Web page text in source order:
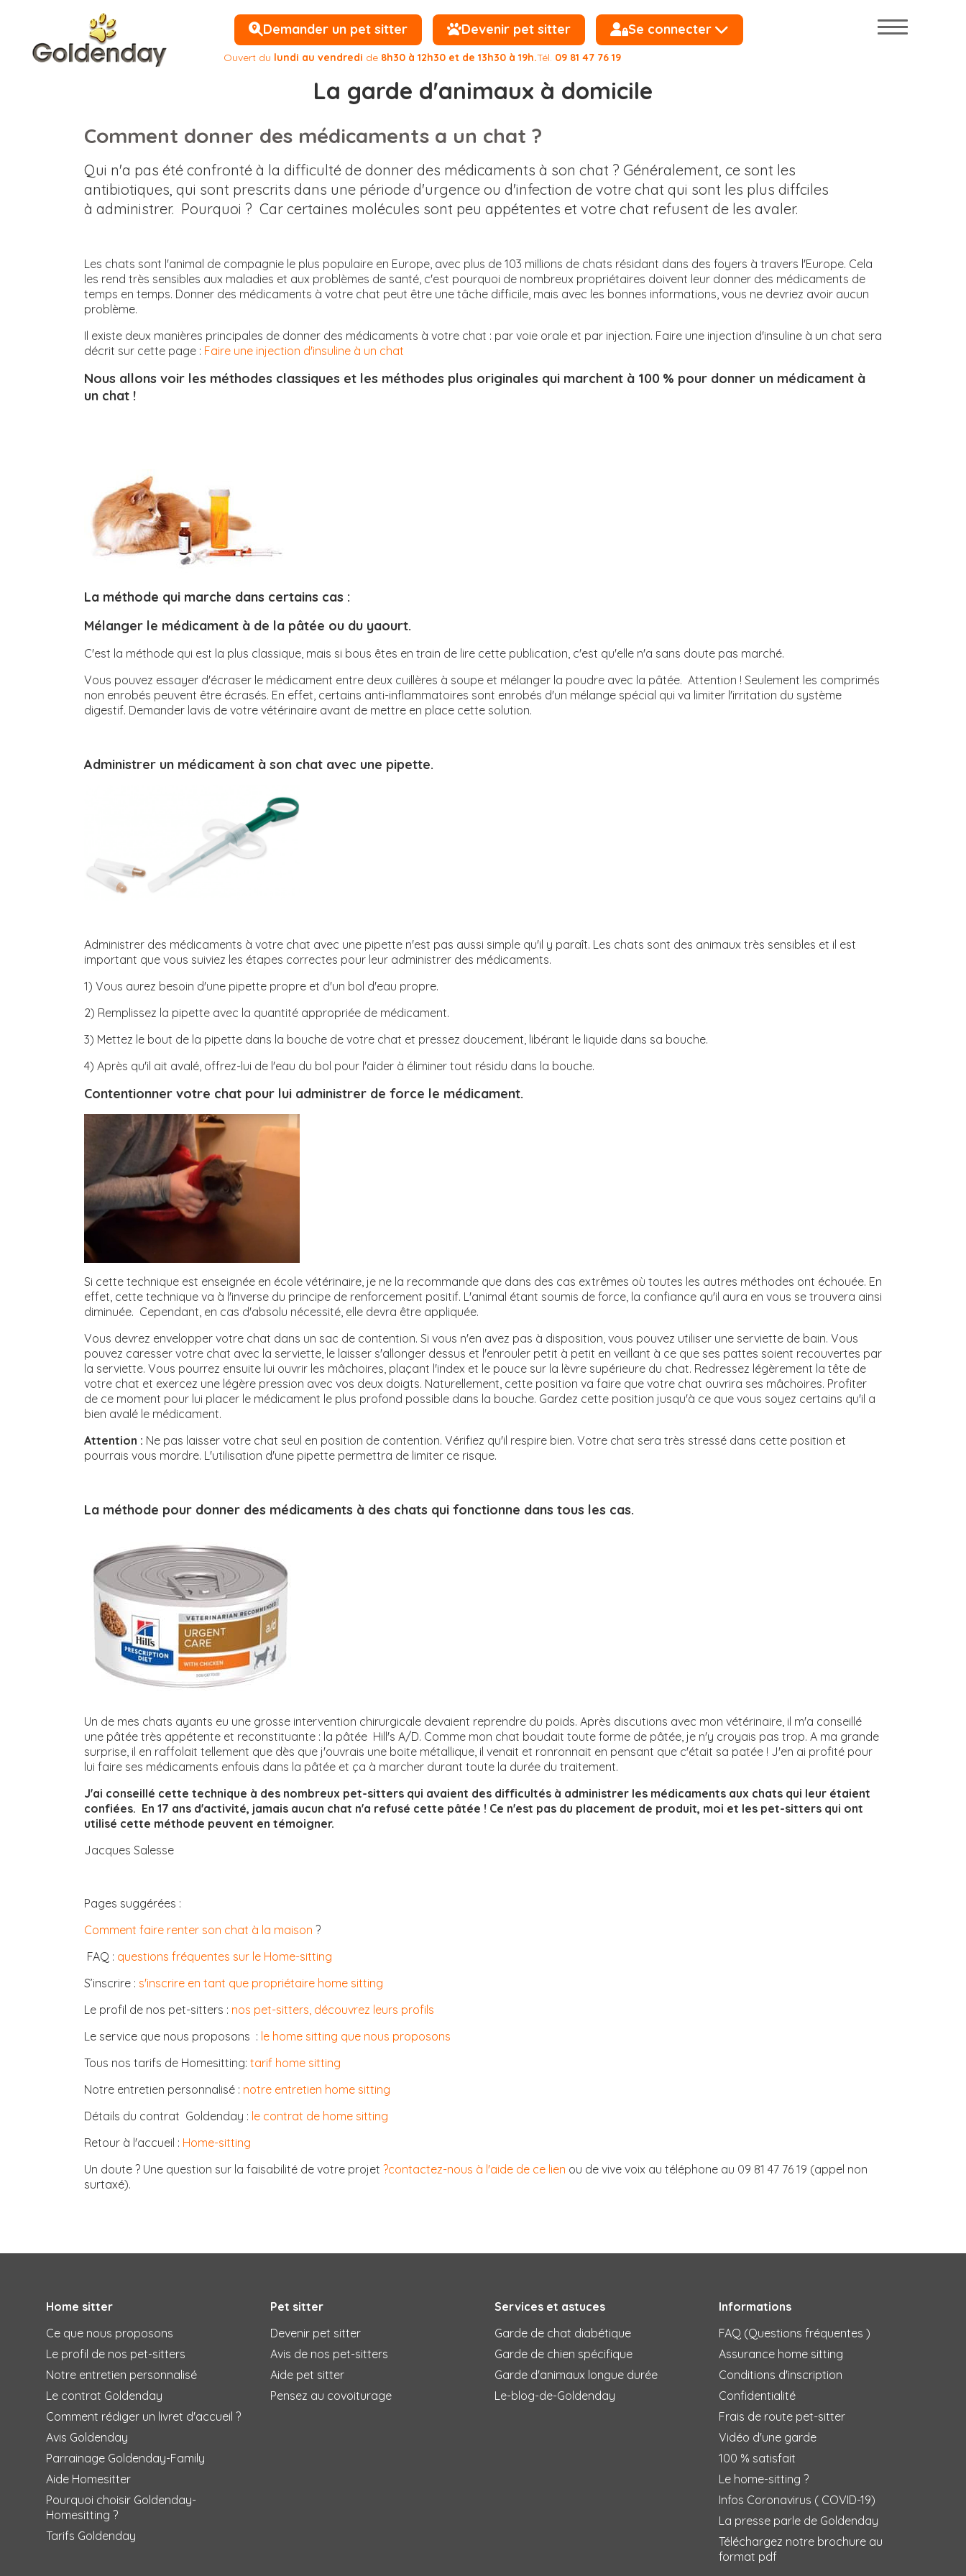
Demander un pet sitter Devenir pet sitter Se connecter
Ouvert du lundi au vendredi de 8h30 à 12h30 et de 13h30 à 19h.Tél. 09 81 47 76 19
La garde d'animaux à domicile
Comment donner des médicaments a un chat ?
Qui n'a pas été confronté à la difficulté de donner des médicaments à son chat ? Généralement, ce sont les
antibiotiques, qui sont prescrits dans une période d'urgence ou d'infection de votre chat qui sont les plus diffciles
à administrer. Pourquoi ? Car certaines molécules sont peu appétentes et votre chat refusent de les avaler.
Les chats sont l'animal de compagnie le plus populaire en Europe, avec plus de 103 millions de chats résidant dans des foyers à travers l'Europe. Cela
les rend très sensibles aux maladies et aux problèmes de santé, c'est pourquoi de nombreux propriétaires doivent leur donner des médicaments de
temps en temps. Donner des médicaments à votre chat peut être une tâche difficile, mais avec les bonnes informations, vous ne devriez avoir aucun
problème.
Il existe deux manières principales de donner des médicaments à votre chat : par voie orale et par injection. Faire une injection d'insuline à un chat sera
décrit sur cette page : Faire une injection d'insuline à un chat
Nous allons voir les méthodes classiques et les méthodes plus originales qui marchent à 100 % pour donner un médicament à
un chat !
La méthode qui marche dans certains cas :
Mélanger le médicament à de la pâtée ou du yaourt.
C'est la méthode qui est la plus classique, mais si bous êtes en train de lire cette publication, c'est qu'elle n'a sans doute pas marché.
Vous pouvez essayer d'écraser le médicament entre deux cuillères à soupe et mélanger la poudre avec la pâtée. Attention ! Seulement les comprimés
non enrobés peuvent être écrasés. En effet, certains anti-inflammatoires sont enrobés d'un mélange spécial qui va limiter l'irritation du système
digestif. Demander lavis de votre vétérinaire avant de mettre en place cette solution.
Administrer un médicament à son chat avec une pipette.
Administrer des médicaments à votre chat avec une pipette n'est pas aussi simple qu'il y paraît. Les chats sont des animaux très sensibles et il est
important que vous suiviez les étapes correctes pour leur administrer des médicaments.
1) Vous aurez besoin d'une pipette propre et d'un bol d'eau propre.
2) Remplissez la pipette avec la quantité appropriée de médicament.
3) Mettez le bout de la pipette dans la bouche de votre chat et pressez doucement, libérant le liquide dans sa bouche.
4) Après qu'il ait avalé, offrez-lui de l'eau du bol pour l'aider à éliminer tout résidu dans la bouche.
Contentionner votre chat pour lui administrer de force le médicament.
Si cette technique est enseignée en école vétérinaire, je ne la recommande que dans des cas extrêmes où toutes les autres méthodes ont échouée. En
effet, cette technique va à l'inverse du principe de renforcement positif. L'animal étant soumis de force, la confiance qu'il aura en vous se trouvera ainsi
diminuée. Cependant, en cas d'absolu nécessité, elle devra être appliquée.
Vous devrez envelopper votre chat dans un sac de contention. Si vous n'en avez pas à disposition, vous pouvez utiliser une serviette de bain. Vous
pouvez caresser votre chat avec la serviette, le laisser s'allonger dessus et l'enrouler petit à petit en veillant à ce que ses pattes soient recouvertes par
la serviette. Vous pourrez ensuite lui ouvrir les mâchoires, plaçant l'index et le pouce sur la lèvre supérieure du chat. Redressez légèrement la tête de
votre chat et exercez une légère pression avec vos deux doigts. Naturellement, cette position va faire que votre chat ouvrira ses mâchoires. Profiter
de ce moment pour lui placer le médicament le plus profond possible dans la bouche. Gardez cette position jusqu'à ce que vous soyez certains qu'il a
bien avalé le médicament.
Attention : Ne pas laisser votre chat seul en position de contention. Vérifiez qu'il respire bien. Votre chat sera très stressé dans cette position et
pourrais vous mordre. L'utilisation d'une pipette permettra de limiter ce risque.
La méthode pour donner des médicaments à des chats qui fonctionne dans tous les cas.
Un de mes chats ayants eu une grosse intervention chirurgicale devaient reprendre du poids. Après discutions avec mon vétérinaire, il m'a conseillé
une pâtée très appétente et reconstituante : la pâtée Hill's A/D. Comme mon chat boudait toute forme de pâtée, je n'y croyais pas trop. A ma grande
surprise, il en raffolait tellement que dès que j'ouvrais une boite métallique, il venait et ronronnait en pensant que c'était sa patée ! J'en ai profité pour
lui faire ses médicaments enfouis dans la pâtée et ça à marcher durant toute la durée du traitement.
J'ai conseillé cette technique à des nombreux pet-sitters qui avaient des difficultés à administrer les médicaments aux chats qui leur étaient
confiées. En 17 ans d'activité, jamais aucun chat n'a refusé cette pâtée ! Ce n'est pas du placement de produit, moi et les pet-sitters qui ont
utilisé cette méthode peuvent en témoigner.
Jacques Salesse
Pages suggérées :
Comment faire renter son chat à la maison ?
FAQ : questions fréquentes sur le Home-sitting
S’inscrire : s'inscrire en tant que propriétaire home sitting
Le profil de nos pet-sitters : nos pet-sitters, découvrez leurs profils
Le service que nous proposons : le home sitting que nous proposons
Tous nos tarifs de Homesitting: tarif home sitting
Notre entretien personnalisé : notre entretien home sitting
Détails du contrat Goldenday : le contrat de home sitting
Retour à l'accueil : Home-sitting
Un doute ? Une question sur la faisabilité de votre projet ?contactez-nous à l'aide de ce lien ou de vive voix au téléphone au 09 81 47 76 19 (appel non
surtaxé).
Home sitter
Ce que nous proposons
Le profil de nos pet-sitters
Notre entretien personnalisé
Le contrat Goldenday
Comment rédiger un livret d'accueil ?
Avis Goldenday
Parrainage Goldenday-Family
Aide Homesitter
Pourquoi choisir Goldenday-
Homesitting ?
Tarifs Goldenday
Pet sitter
Devenir pet sitter
Avis de nos pet-sitters
Aide pet sitter
Pensez au covoiturage
Services et astuces
Garde de chat diabétique
Garde de chien spécifique
Garde d'animaux longue durée
Le-blog-de-Goldenday
Informations
FAQ (Questions fréquentes )
Assurance home sitting
Conditions d'inscription
Confidentialité
Frais de route pet-sitter
Vidéo d'une garde
100 % satisfait
Le home-sitting ?
Infos Coronavirus ( COVID-19)
La presse parle de Goldenday
Téléchargez notre brochure au
format pdf